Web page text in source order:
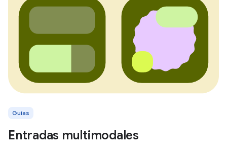
Guías
Entradas multimodales